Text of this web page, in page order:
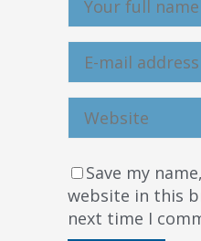
Save my
website in this
next time I